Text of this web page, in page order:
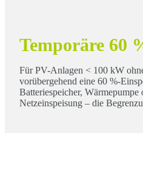
Temporäre 60
Für PV-Anlagen < 100 kW
vorübergehend eine 60 %-
Batteriespeicher,
Netzeinspeisung – die